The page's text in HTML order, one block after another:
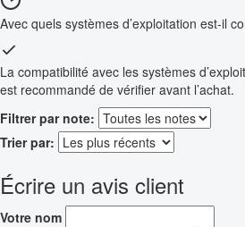
Avec quels systèmes d’exploitation est-il
La compatibilité avec les systèmes
est recommandé de vérifier avant l’achat.
Filtrer par note:
Trier par:
Écrire un avis client
Votre nom